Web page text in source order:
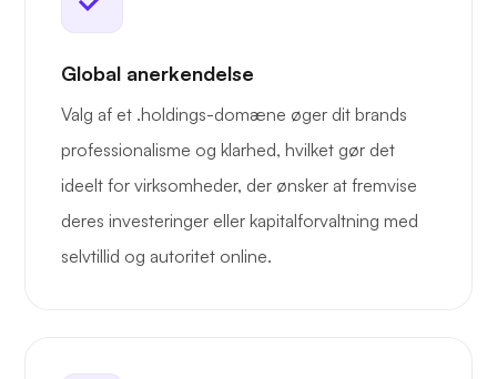
Global anerkendelse
Valg af et .holdings-domæne øger dit brands
professionalisme og klarhed, hvilket gør det
ideelt for virksomheder, der ønsker at fremvise
deres investeringer eller kapitalforvaltning med
selvtillid og autoritet online.